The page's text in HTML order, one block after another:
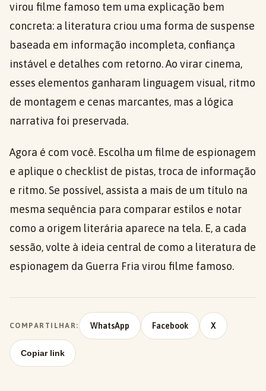
virou filme famoso tem uma explicação bem
concreta: a literatura criou uma forma de suspense
baseada em informação incompleta, confiança
instável e detalhes com retorno. Ao virar cinema,
esses elementos ganharam linguagem visual, ritmo
de montagem e cenas marcantes, mas a lógica
narrativa foi preservada.
Agora é com você. Escolha um filme de espionagem
e aplique o checklist de pistas, troca de informação
e ritmo. Se possível, assista a mais de um título na
mesma sequência para comparar estilos e notar
como a origem literária aparece na tela. E, a cada
sessão, volte à ideia central de como a literatura de
espionagem da Guerra Fria virou filme famoso.
COMPARTILHAR: WhatsApp Facebook X
Copiar link